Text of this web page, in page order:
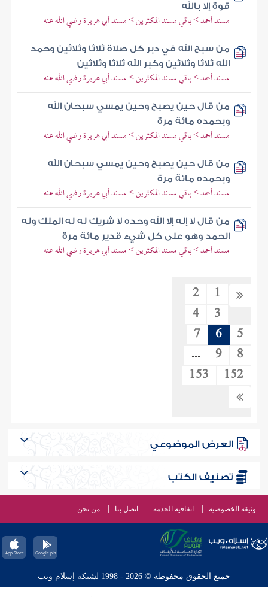
قوة إلا بالله
مسند أحمد > باقي مسند المكثرين > مسند أبي هريرة رضي الله عنه
من سبح الله في دبر كل صلاة ثلاثا وثلاثين وحمد
الله ثلاثا وثلاثين وكبر الله ثلاثا وثلاثين
مسند أحمد > باقي مسند المكثرين > مسند أبي هريرة رضي الله عنه
من قال حين يصبح وحين يمسي سبحان الله
وبحمده مائة مرة
مسند أحمد > باقي مسند المكثرين > مسند أبي هريرة رضي الله عنه
من قال حين يصبح وحين يمسي سبحان الله
وبحمده مائة مرة
مسند أحمد > باقي مسند المكثرين > مسند أبي هريرة رضي الله عنه
من قال لا إله إلا الله وحده لا شريك له له الملك وله
الحمد وهو على كل شيء قدير مائة مرة
مسند أحمد > باقي مسند المكثرين > مسند أبي هريرة رضي الله عنه
1
2
3
4
5
6
7
8
9
...
152
153
العرض الموضوعي
تصنيف الكتب
وثيقة الخصوصية اتفاقية الخدمة اتصل بنا من نحن
جميع الحقوق محفوظة © 2026 - 1998 لشبكة إسلام ويب